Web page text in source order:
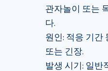
관자놀이 또는
다.
원인: 적응 기간
또는 긴장.
발생 시기: 일반